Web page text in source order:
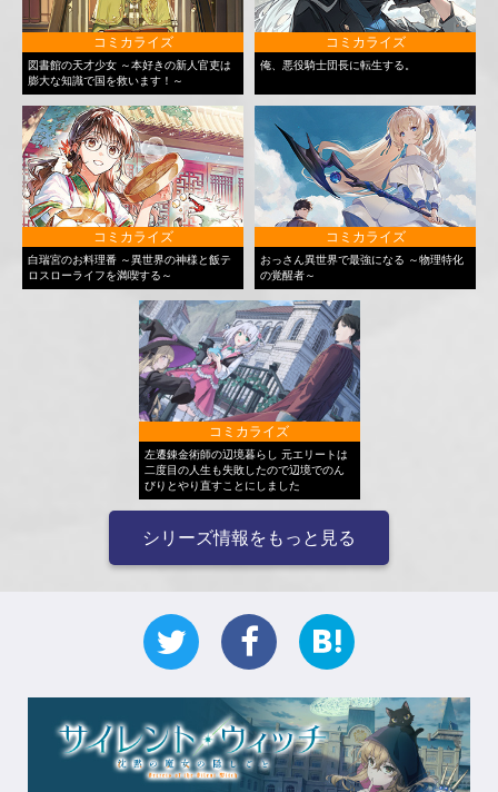
コミカライズ
図書館の天才少女 ～本好きの新人官吏は
膨大な知識で国を救います！～
コミカライズ
俺、悪役騎士団長に転生する。
コミカライズ
白瑞宮のお料理番 ～異世界の神様と飯テ
ロスローライフを満喫する～
コミカライズ
おっさん異世界で最強になる ～物理特化
の覚醒者～
コミカライズ
左遷錬金術師の辺境暮らし 元エリートは
二度目の人生も失敗したので辺境でのん
びりとやり直すことにしました
シリーズ情報をもっと見る